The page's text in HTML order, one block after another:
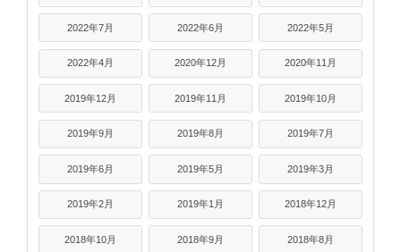
2022年7月 2022年6月 2022年5月
2022年4月 2020年12月 2020年11月
2019年12月 2019年11月 2019年10月
2019年9月 2019年8月 2019年7月
2019年6月 2019年5月 2019年3月
2019年2月 2019年1月 2018年12月
2018年10月 2018年9月 2018年8月